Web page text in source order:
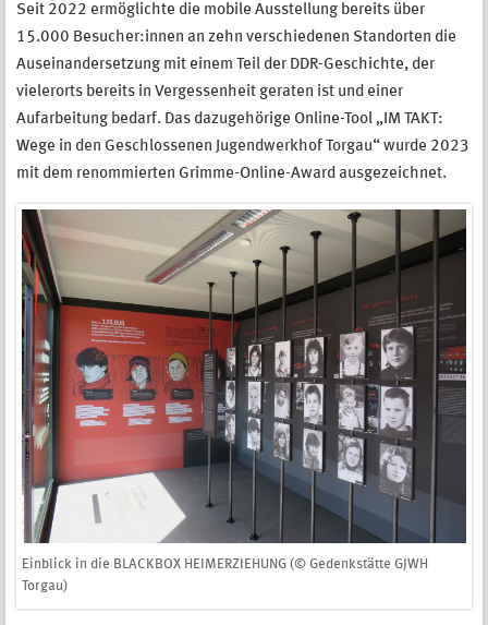
Seit 2022 ermöglichte die mobile Ausstellung bereits über
15.000 Besucher:innen an zehn verschiedenen Standorten die
Auseinandersetzung mit einem Teil der DDR-Geschichte, der
vielerorts bereits in Vergessenheit geraten ist und einer
Aufarbeitung bedarf. Das dazugehörige Online-Tool „IM TAKT:
Wege in den Geschlossenen Jugendwerkhof Torgau“ wurde 2023
mit dem renommierten Grimme-Online-Award ausgezeichnet.
Einblick in die BLACKBOX HEIMERZIEHUNG (© Gedenkstätte GJWH
Torgau)